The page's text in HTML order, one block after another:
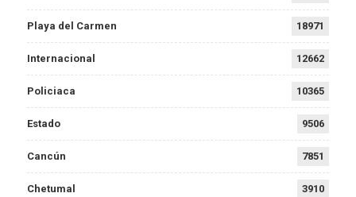
Playa del Carmen 18971
Internacional 12662
Policiaca 10365
Estado 9506
Cancún 7851
Chetumal 3910